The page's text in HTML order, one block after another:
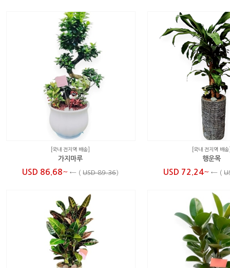
[국내 전지역 배송]
가지마루
USD 86.68~ ← (USD 89.36)
[국내 전지역 배
행운목
USD 72.24~ ← (